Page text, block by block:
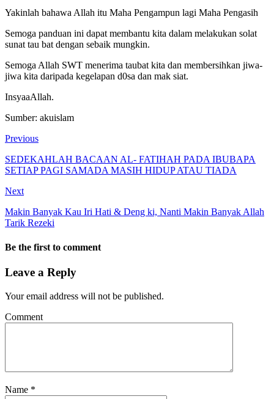
Yakinlah bahawa Allah itu Maha Pengampun lagi Maha Pengasih
Semoga panduan ini dapat membantu kita dalam melakukan solat
sunat tau bat dengan sebaik mungkin.
Semoga Allah SWT menerima taubat kita dan membersihkan jiwa-
jiwa kita daripada kegelapan d0sa dan mak siat.
InsyaaAllah.
Sumber: akuislam
Previous
SEDEKAHLAH BACAAN AL- FATIHAH PADA IBUBAPA
SETIAP PAGI SAMADA MASIH HIDUP ATAU TIADA
Next
Makin Banyak Kau Iri Hati & Deng ki, Nanti Makin Banyak Allah
Tarik Rezeki
Be the first to comment
Leave a Reply
Your email address will not be published.
Comment
Name *